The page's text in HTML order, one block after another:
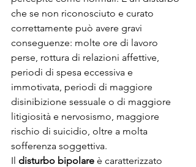
che se non riconosciuto e curato
correttamente può avere gravi
conseguenze: molte ore di lavoro
perse, rottura di relazioni affettive,
periodi di spesa eccessiva e
immotivata, periodi di maggiore
disinibizione sessuale o di maggiore
litigiosità e nervosismo, maggiore
rischio di suicidio, oltre a molta
sofferenza soggettiva.
Il disturbo bipolare è caratterizzato